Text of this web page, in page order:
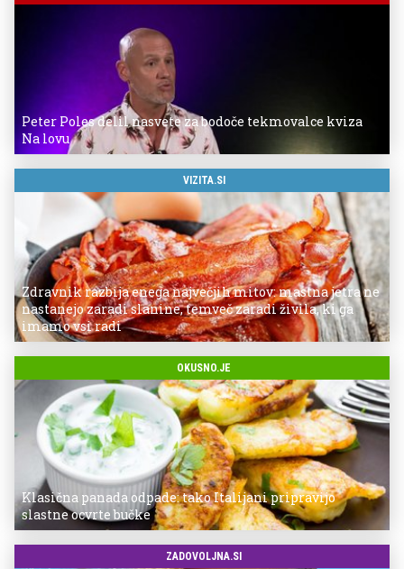
Peter Poles delil nasvete za bodoče tekmovalce kviza
Na lovu
VIZITA.SI
Zdravnik razbija enega največjih mitov: mastna jetra ne
nastanejo zaradi slanine, temveč zaradi živila, ki ga
imamo vsi radi
OKUSNO.JE
Klasična panada odpade: tako Italijani pripravijo
slastne ocvrte bučke
ZADOVOLJNA.SI